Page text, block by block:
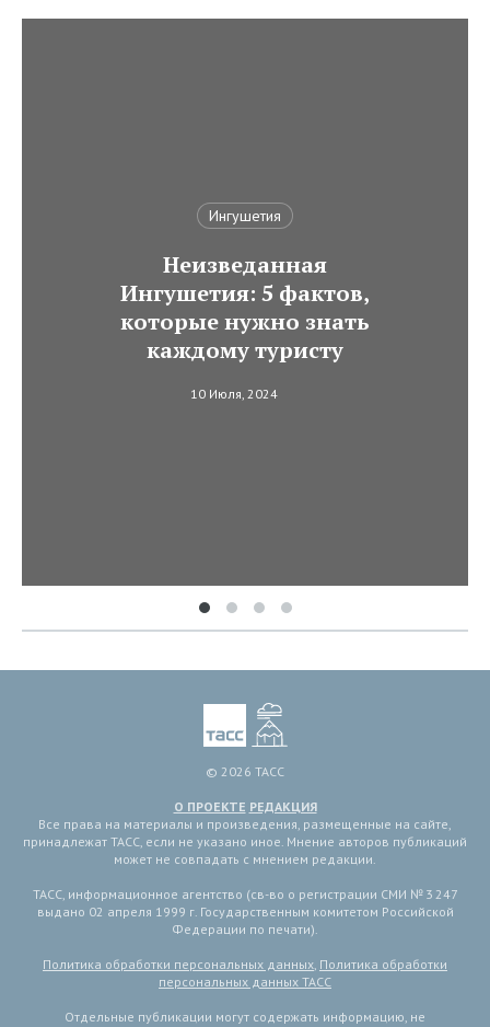
Ингушетия
Неизведанная
Ингушетия: 5 фактов,
которые нужно знать
каждому туристу
10 Июля, 2024
© 2026 ТАСС
О ПРОЕКТЕ РЕДАКЦИЯ
Все права на материалы и произведения, размещенные на сайте,
принадлежат ТАСС, если не указано иное. Мнение авторов публикаций
может не совпадать с мнением редакции.
ТАСС, информационное агентство (св-во о регистрации СМИ № 3 247
выдано 02 апреля 1999 г. Государственным комитетом Российской
Федерации по печати).
Политика обработки персональных данных, Политика обработки
персональных данных ТАСС
Отдельные публикации могут содержать информацию, не